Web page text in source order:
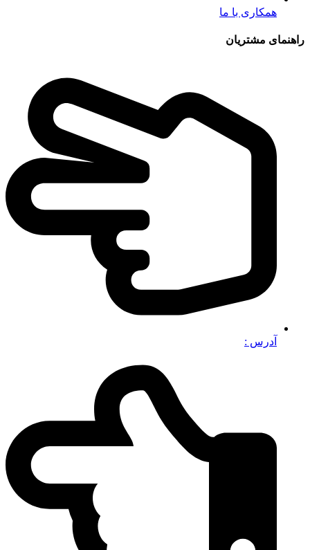
همکاری با ما
راهنمای مشتریان
آدرس :